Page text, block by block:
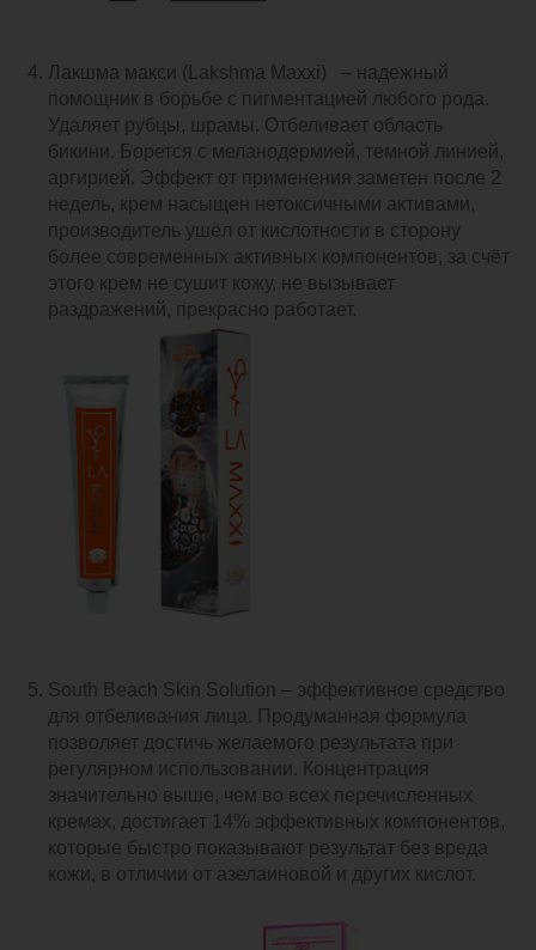
Лакшма макси (Lakshma Maxxi) – надежный
помощник в борьбе с пигментацией любого рода.
Удаляет рубцы, шрамы. Отбеливает область
бикини. Борется с меланодермией, темной линией,
аргирией. Эффект от применения заметен после 2
недель, крем насыщен нетоксичными активами,
производитель ушёл от кислотности в сторону
более современных активных компонентов, за счёт
этого крем не сушит кожу, не вызывает
раздражений, прекрасно работает.
South Beach Skin Solution – эффективное средство
для отбеливания лица. Продуманная формула
позволяет достичь желаемого результата при
регулярном использовании. Концентрация
значительно выше, чем во всех перечисленных
кремах, достигает 14% эффективных компонентов,
которые быстро показывают результат без вреда
кожи, в отличии от азелаиновой и других кислот.